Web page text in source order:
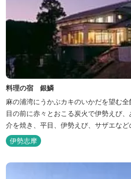
料理の宿 銀鱗
麻の浦湾にうかぶカキのいかだを望む
目の前に赤々とおこる炭火で伊勢えび
介を焼き、平目、伊勢えび、サザエな
どの懐石料理。
伊勢志摩